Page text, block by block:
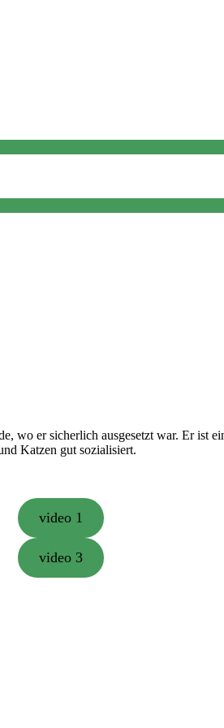
wo er sicherlich ausgesetzt war. Er ist
Katzen gut sozialisiert.
video 1
video 3